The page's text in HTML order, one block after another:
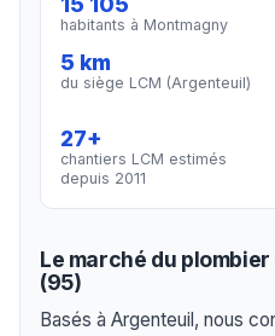
habitants à Montmagny
5 km
du siège LCM (Argenteuil)
27+
chantiers LCM estimés
depuis 2011
Le marché du
(95)
Basés à Argenteuil, nous